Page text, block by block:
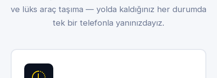
ve lüks araç taşıma — yolda kaldığınız her durumda
tek bir telefonla yanınızdayız.